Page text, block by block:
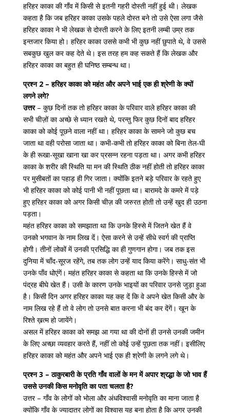
हरिहर काका की गाँव में किसी से इतनी गहरी दोस्ती नहीं हुई थी। लेखक
कहता है कि जब हरिहर काका उसके पहले दोस्त बने तो उसे ऐसा लगा जैसे
हरिहर काका ने भी लेखक से दोस्ती करने के लिए इतनी लम्बी उम्र तक
इन्तजार किया हो। हरिहर काका उससे कभी भी कुछ नहीं छुपाते थे, वे उससे
सबकुछ खुल कर कह देते थे। इस तरह हम कह सकते हैं कि लेखक और
हरिहर काका का बहुत ही घनिष्ठ सम्बन्ध था।
प्रश्न 2 – हरिहर काका को महंत और अपने भाई एक ही श्रेणी के क्यों
लगने लगे?
उत्तर– कुछ दिनों तक तो हरिहर काका के परिवार वाले हरिहर काका की
सभी चीज़ों का अच्छे से ध्यान रखते थे, परन्तु फिर कुछ दिनों बाद हरिहर
काका को कोई पूछने वाला नहीं था। हरिहर काका के सामने जो कुछ बच
जाता था वही परोसा जाता था। कभी-कभी तो हरिहर काका को बिना तेल-घी
के ही रूखा-सूखा खाना खा कर प्रसन्न रहना पड़ता था। अगर कभी हरिहर
काका के शरीर की स्थिति या मन की स्थिति ठीक नहीं होती तो हरिहर काका
पर मुसीबतों का पहाड़ ही गिर जाता। क्योंकि इतने बड़े परिवार के रहते हुए
भी हरिहर काका को कोई पानी भी नहीं पूछता था। बारामदे के कमरे में पड़े
हुए हरिहर काका को अगर किसी चीज़ की जरुरत होती तो उन्हें खुद ही उठना
पड़ता।
महंत हरिहर काका को समझाता था कि उनके हिस्से में जितने खेत हैं वे
उनको भगवान के नाम लिख दें। ऐसा करने से उन्हें सीधे स्वर्ग की प्राप्ति
होगी। तीनों लोकों में उनकी प्रसिद्धि का ही गुणगान होगा। जब तक इस
दुनिया में चाँद-सूरज रहेंगे, तब तक लोग उन्हें याद किया करेंगे। साधु-संत भी
उनके पाँव धोएंगें। महंत हरिहर काका से कहता था कि उनके हिस्से में जो
पंद्रह बीघे खेत हैं। उसी के कारण उनके भाइयों का परिवार उनसे जुड़ा हुआ
है। किसी दिन अगर हरिहर काका यह कह दें कि वे अपने खेत किसी और के
नाम लिख रहे हैं तो वे लोग तो उनसे बात करना भी बंद कर देंगें। खून के
रिश्ते ख़त्म हो जायेंगे।
असल में हरिहर काका को समझ आ गया था की दोनों ही उनसे उनकी जमीन
के लिए अच्छा व्यवहार करते हैं, नहीं तो कोई उन्हें पूछता तक नहीं। इसीलिए
हरिहर काका को महंत और अपने भाई एक ही श्रेणी के लगने लगे थे।
प्रश्न 3 – ठाकुरबारी के प्रति गाँव वालों के मन में अपार श्रद्धा के जो भाव हैं
उससे उनकी किस मनोवृति का पता चलता है?
उत्तर – गाँव के लोगों को भोला और अंधविश्वासी मनोवृति का माना जाता है
क्योंकि गाँव के ज्यादातर लोगों का विश्वास यह बना होता है कि अगर उनकी